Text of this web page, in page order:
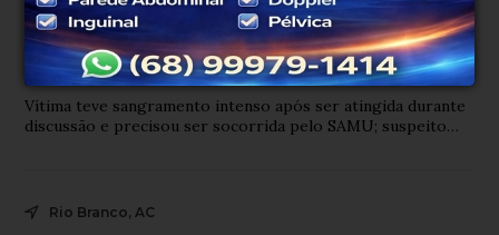
Mulher é atacada com prato de vidro
pelo marido e sofre corte profundo na
cabeça em Rio Branco
Vítima teve sangramento intenso após ser atingida durante
discussão e precisou ser socorrida pelo SAMU; suspeito
Rio Branco, AC